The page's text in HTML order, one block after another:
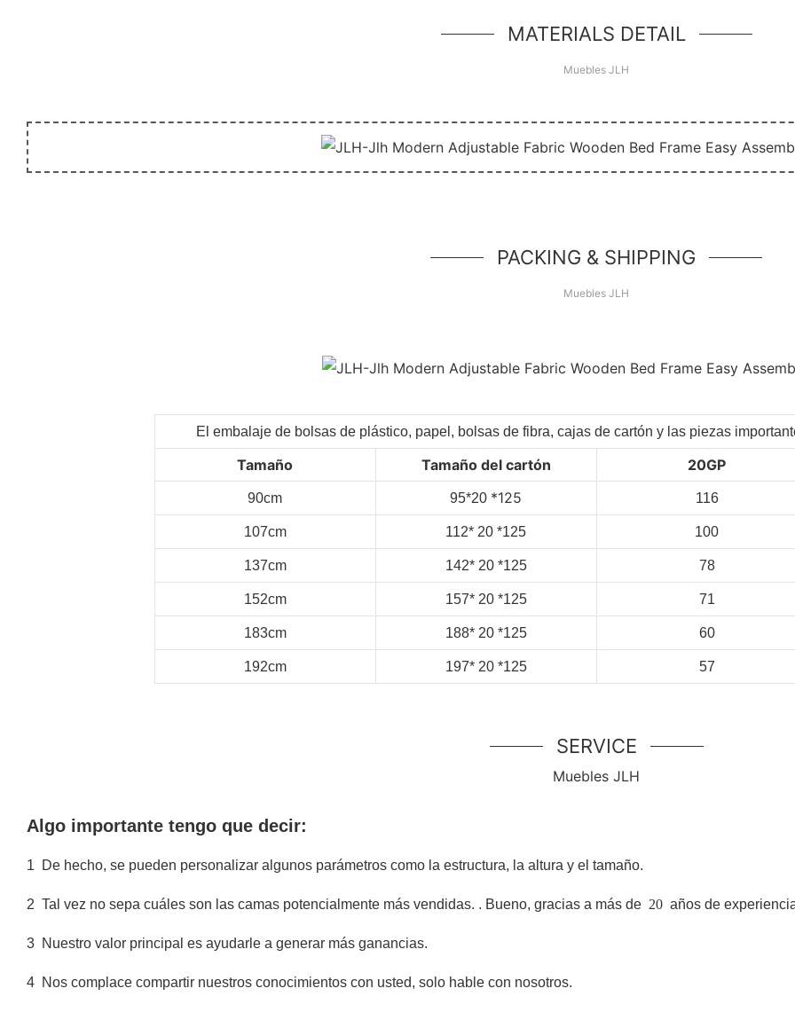
MATERIALS DETAIL
Muebles JLH
PACKING & SHIPPING
Muebles JLH
El embalaje de bolsas de plástico, papel, bolsas de fibra, cajas de cartón y las piezas
Tamaño Tamaño del cartón 20GP
90cm 95*20 *125 116
107cm 112* 20 *125 100
137cm 142* 20 *125 78
152cm 157* 20 *125 71
183cm 188* 20 *125 60
192cm 197* 20 *125 57
SERVICE
Muebles JLH
Algo importante tengo que decir:
1 De hecho, se pueden personalizar algunos parámetros como la estructura, la altura y el tamaño.
2 Tal vez no sepa cuáles son las camas potencialmente más vendidas. . Bueno, gracias a más de 20 años de
3 Nuestro valor principal es ayudarle a generar más ganancias.
4 Nos complace compartir nuestros conocimientos con usted, solo hable con nosotros.